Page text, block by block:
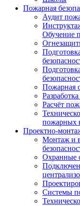
Пожарная
Аудит
Обучение
Пожарная
Расчёт
пожарных
Проектно-
Монтаж и
Охранные
Системы